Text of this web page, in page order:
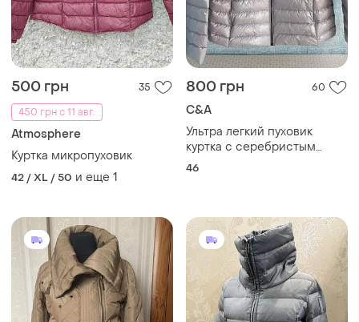
500 грн
35
450 грн с 11 авг.
Atmosphere
Куртка микропуховик
42 / XL / 50 и еще 1
800 грн 60
C&A
Ультра легкий пуховик
куртка с серебристым
напылением бренда
46